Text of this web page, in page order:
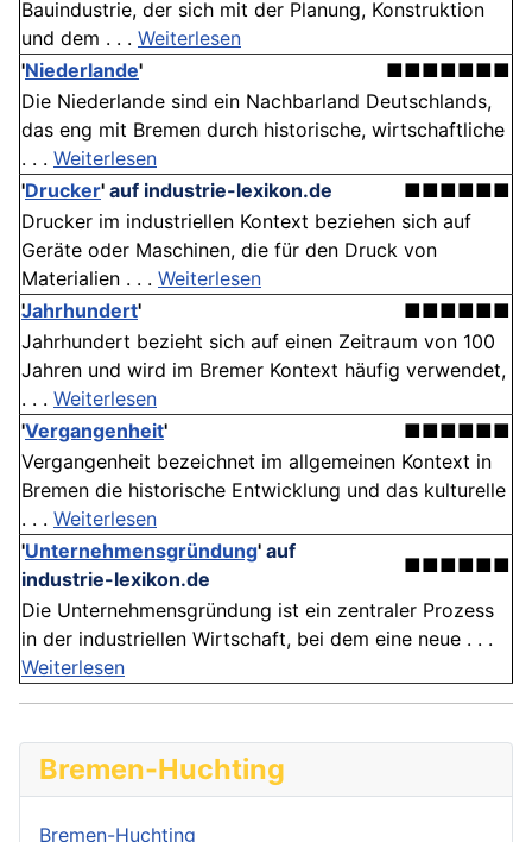
Bauindustrie, der sich mit der Planung, Konstruktion
und dem . . . Weiterlesen
'Niederlande'
■■■■■■■
Die Niederlande sind ein Nachbarland Deutschlands,
das eng mit Bremen durch historische, wirtschaftliche
. . . Weiterlesen
'Drucker' auf industrie-lexikon.de
■■■■■■
Drucker im industriellen Kontext beziehen sich auf
Geräte oder Maschinen, die für den Druck von
Materialien . . . Weiterlesen
Jahrhundert'
■■■■■■
Jahrhundert bezieht sich auf einen Zeitraum von 100
Jahren und wird im Bremer Kontext häufig verwendet,
. . . Weiterlesen
'Vergangenheit'
■■■■■■
Vergangenheit bezeichnet im allgemeinen Kontext in
Bremen die historische Entwicklung und das kulturelle
. . . Weiterlesen
'Unternehmensgründung' auf
industrie-lexikon.de
■■■■■■
Die Unternehmensgründung ist ein zentraler Prozess
in der industriellen Wirtschaft, bei dem eine neue . . .
Weiterlesen
Bremen-Huchting
Bremen-Huchting